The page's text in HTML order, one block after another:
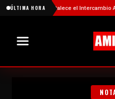
ÚLTIMA HORA
China Fortalece el Intercambio